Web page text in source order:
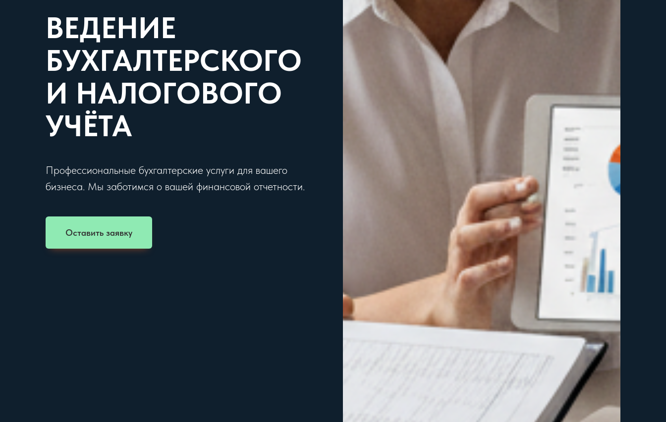
ВЕДЕНИЕ
БУХГАЛТЕРСКОГО
И НАЛОГОВОГО
УЧЁТА
Профессиональные бухгалтерские услуги для вашего
бизнеса. Мы заботимся о вашей финансовой отчетности.
Оставить заявку